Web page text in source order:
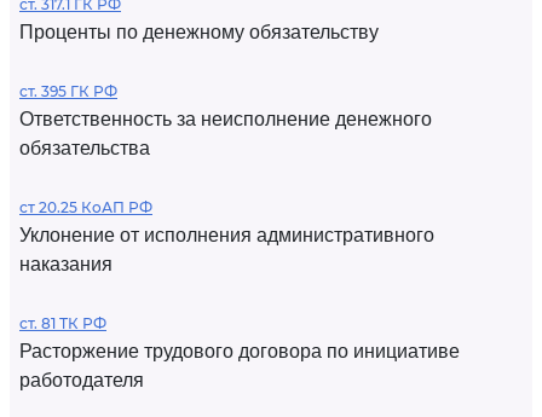
ст. 317.1 ГК РФ
Проценты по денежному обязательству
ст. 395 ГК РФ
Ответственность за неисполнение денежного
обязательства
ст 20.25 КоАП РФ
Уклонение от исполнения административного
наказания
ст. 81 ТК РФ
Расторжение трудового договора по инициативе
работодателя